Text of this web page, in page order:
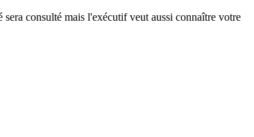
consulté mais l'exécutif veut aussi connaître votre